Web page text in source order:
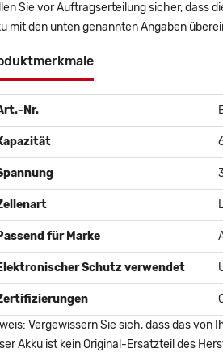
Sie vor Auftragserteilung sicher, dass
mit den unten genannten Angaben
Nr.
für Marke
Schutz verwendet
Vergewissern Sie sich, dass das von
Akku ist kein Original-Ersatzteil des